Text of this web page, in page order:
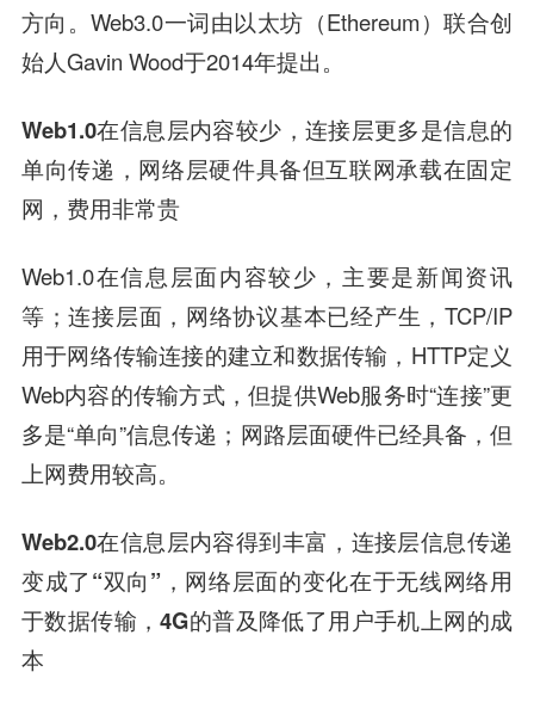
方向。Web3.0一词由以太坊（Ethereum）联合创
始人Gavin Wood于2014年提出。
Web1.0在信息层内容较少，连接层更多是信息的
单向传递，网络层硬件具备但互联网承载在固定
网，费用非常贵
Web1.0在信息层面内容较少，主要是新闻资讯
等；连接层面，网络协议基本已经产生，TCP/IP
用于网络传输连接的建立和数据传输，HTTP定义
Web内容的传输方式，但提供Web服务时“连接”更
多是“单向”信息传递；网路层面硬件已经具备，但
上网费用较高。
Web2.0在信息层内容得到丰富，连接层信息传递
变成了“双向”，网络层面的变化在于无线网络用
于数据传输，4G的普及降低了用户手机上网的成
本